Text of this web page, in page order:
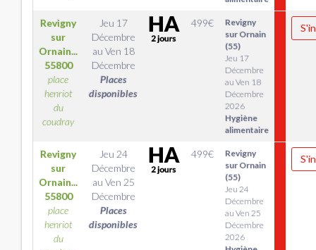
Revigny
sur
Ornain...
55800
place
henriot
du
coudray
Jeu 17
Décembre
au Ven 18
Décembre
Places
disponibles
499€
Revigny
sur Ornain
(55)
Jeu 17
Décembre
au Ven 18
Décembre
2026
Hygiène
alimentaire
Revigny
sur
Ornain...
55800
place
henriot
du
Jeu 24
Décembre
au Ven 25
Décembre
Places
disponibles
499€
Revigny
sur Ornain
(55)
Jeu 24
Décembre
au Ven 25
Décembre
2026